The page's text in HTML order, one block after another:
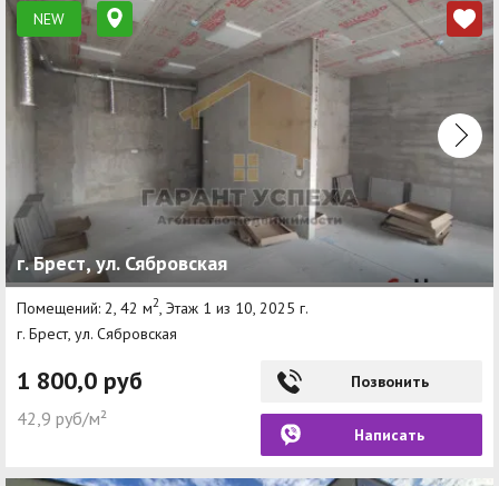
NEW
г. Брест, ул. Сябровская
Помещений: 2, 42 м2 , Этаж 1 из 10, 2025 г.
г. Брест, ул. Сябровская
1 800,0 руб
42,9 руб/м²
Позвонить
Написать